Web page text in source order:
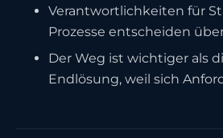
Verantwortlichkeiten für
Prozesse entscheiden
Der Weg ist wichtiger als
Endlösung, weil sich